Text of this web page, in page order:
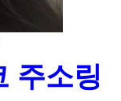
주소링